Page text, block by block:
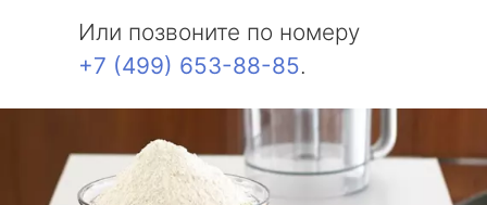
Или позвоните по номеру
+7 (499) 653-88-85.